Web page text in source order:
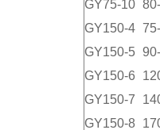
GY75-10
GY150-4
GY150-5
GY150-6
GY150-7
GY150-8